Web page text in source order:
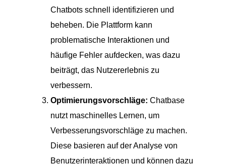
Chatbots schnell identifizieren und
beheben. Die Plattform kann
problematische Interaktionen und
häufige Fehler aufdecken, was dazu
beiträgt, das Nutzererlebnis zu
verbessern.
Optimierungsvorschläge: Chatbase
nutzt maschinelles Lernen, um
Verbesserungsvorschläge zu machen.
Diese basieren auf der Analyse von
Benutzerinteraktionen und können dazu